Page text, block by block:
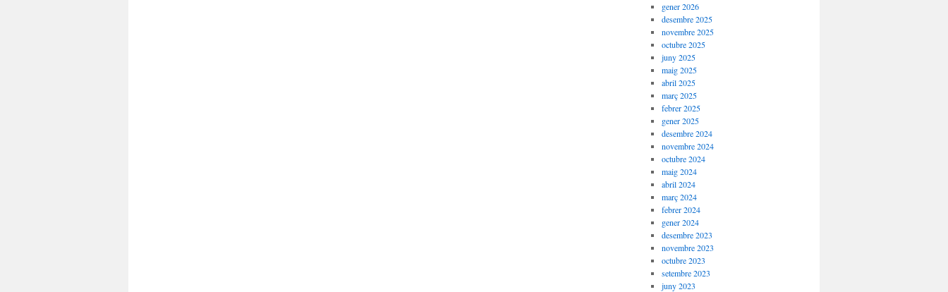
gener 2026
desembre 2025
novembre 2025
octubre 2025
juny 2025
maig 2025
abril 2025
març 2025
febrer 2025
gener 2025
desembre 2024
novembre 2024
octubre 2024
maig 2024
abril 2024
març 2024
febrer 2024
gener 2024
desembre 2023
novembre 2023
octubre 2023
setembre 2023
juny 2023